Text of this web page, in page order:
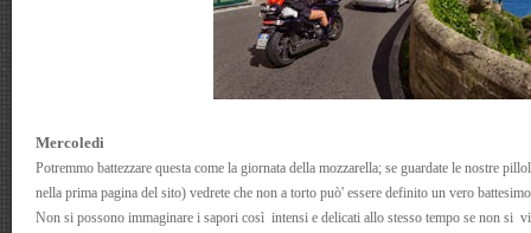
Mercoledi
Potremmo battezzare questa come la giornata della mozzarella; se guardate le nostre
nella prima pagina del sito) vedrete che non a torto può' essere definito un vero
Non si possono immaginare i sapori così intensi e delicati allo stesso tempo se non si